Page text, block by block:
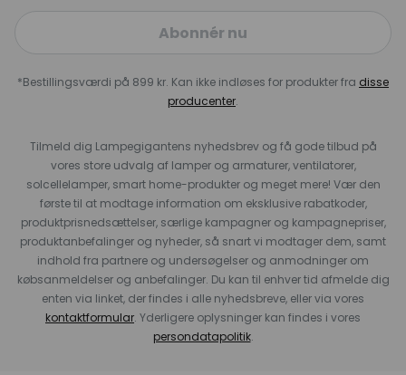
Abonnér nu
*Bestillingsværdi på 899 kr. Kan ikke indløses for produkter fra disse
producenter.
Tilmeld dig Lampegigantens nyhedsbrev og få gode tilbud på
vores store udvalg af lamper og armaturer, ventilatorer,
solcellelamper, smart home-produkter og meget mere! Vær den
første til at modtage information om eksklusive rabatkoder,
produktprisnedsættelser, særlige kampagner og kampagnepriser,
produktanbefalinger og nyheder, så snart vi modtager dem, samt
indhold fra partnere og undersøgelser og anmodninger om
købsanmeldelser og anbefalinger. Du kan til enhver tid afmelde dig
enten via linket, der findes i alle nyhedsbreve, eller via vores
kontaktformular. Yderligere oplysninger kan findes i vores
persondatapolitik.